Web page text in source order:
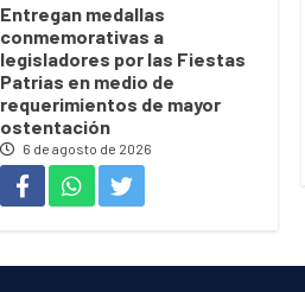
Entregan medallas
conmemorativas a
legisladores por las Fiestas
Patrias en medio de
requerimientos de mayor
ostentación
6 de agosto de 2026